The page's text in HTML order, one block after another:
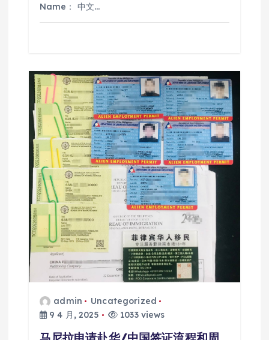
Name： 中文…
admin
Uncategorized
9 4 月, 2025
1033 views